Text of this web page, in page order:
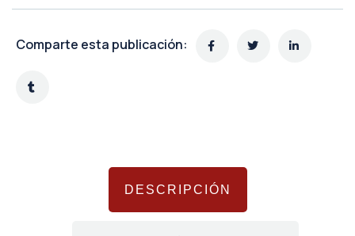
Comparte esta publicación:
DESCRIPCIÓN